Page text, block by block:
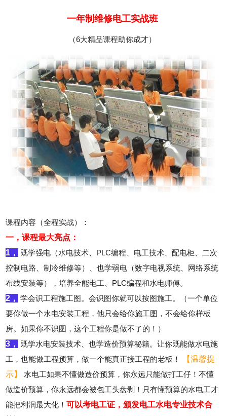
一年制维修电工实战班
（6大精品课程助你成才）
课程内容（全程实战）：
一，课程最大亮点：
1，
既学强电（水电技术、PLC编程、电工技术、配电柜、二次
控制电路、制冷维修等）、也学弱电（数字电视系统、网络系统
布线安装等），培养全能电工、PLC编程和水电师傅。
2， 学会识工程施工图。会识图你就可以按图施工。（一个单位
要你做一个水电安装工程，他只会给你施工图，不会给你样板
房。如果你不识图，这个工程你是做不了的！）
3，
既学水电安装技术、也学造价预算秘籍。让你既能做水电施
工，也能做工程预算，做一个能真正接工程的老板！
【温馨提
示】
水电工如果不懂做造价预算，你永远只能做打工仔！不懂
做造价预算，你永远都会被包工头盘剥！只有懂预算的水电工才
能把利润最大化！可以考电工证，颁发电工水电专业技术合